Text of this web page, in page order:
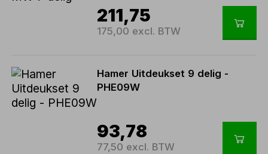
211,75
175,00 excl. BTW
Hamer Uitdeukset 9 delig -
PHE09W
93,78
77,50 excl. BTW